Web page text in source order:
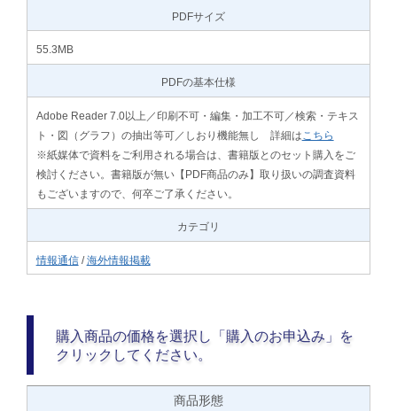
PDFサイズ
55.3MB
PDFの基本仕様
Adobe Reader 7.0以上／印刷不可・編集・加工不可／検索・テキス
ト・図（グラフ）の抽出等可／しおり機能無し 詳細は こちら
※紙媒体で資料をご利用される場合は、書籍版とのセット購入をご
検討ください。書籍版が無い【PDF商品のみ】取り扱いの調査資料
もございますので、何卒ご了承ください。
カテゴリ
情報通信/海外情報掲載
購入商品の価格を選択し「購入のお申込み」を
クリックしてください。
商品形態